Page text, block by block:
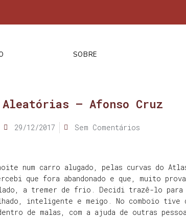
SOBRE
– Afonso Cruz
29/12/2017 Sem Comentários
num carro alugado, pelas curvas do
que fora abandonado e que, muito
a tremer de frio. Decidi trazê-lo para
inteligente e meigo. No comboio tive
de malas, com a ajuda de outras